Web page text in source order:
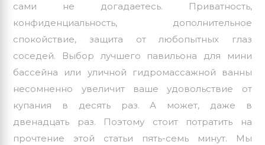
сами не догадаетесь. Приватность,
конфиденциальность, дополнительное
спокойствие, защита от любопытных глаз
соседей. Выбор лучшего павильона для мини
бассейна или уличной гидромассажной ванны
несомненно увеличит ваше удовольствие от
купания в десять раз. А может, даже в
двенадцать раз. Поэтому стоит потратить на
прочтение этой статьи пять-семь минут. Мы